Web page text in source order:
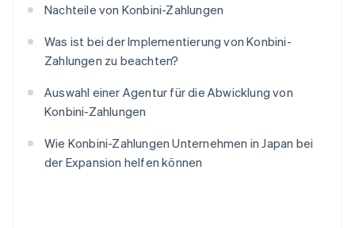
Nachteile von Konbini-Zahlungen
Was ist bei der Implementierung von Konbini-
Zahlungen zu beachten?
Auswahl einer Agentur für die Abwicklung von
Konbini-Zahlungen
Wie Konbini-Zahlungen Unternehmen in Japan bei
der Expansion helfen können